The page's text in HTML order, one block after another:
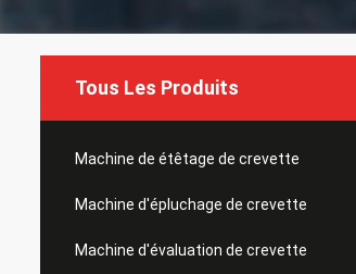
Tous Les Produits
Machine de étêtage de crevette
Machine d'épluchage de crevette
Machine d'évaluation de crevette